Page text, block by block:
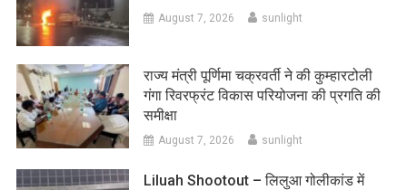
August 7, 2026 sunlight
राज्य मंत्री पूर्णिमा चक्रवर्ती ने की कुम्हारटोली
गंगा रिवरफ्रंट विकास परियोजना की प्रगति की
समीक्षा
August 7, 2026 sunlight
Liluah Shootout – लिलुआ गोलीकांड में